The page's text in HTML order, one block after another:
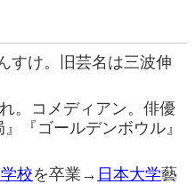
すけ。旧芸名は三波伸
。コメディアン。俳優
『ゴールデンボウル』
校を卒業→ 日本大学藝